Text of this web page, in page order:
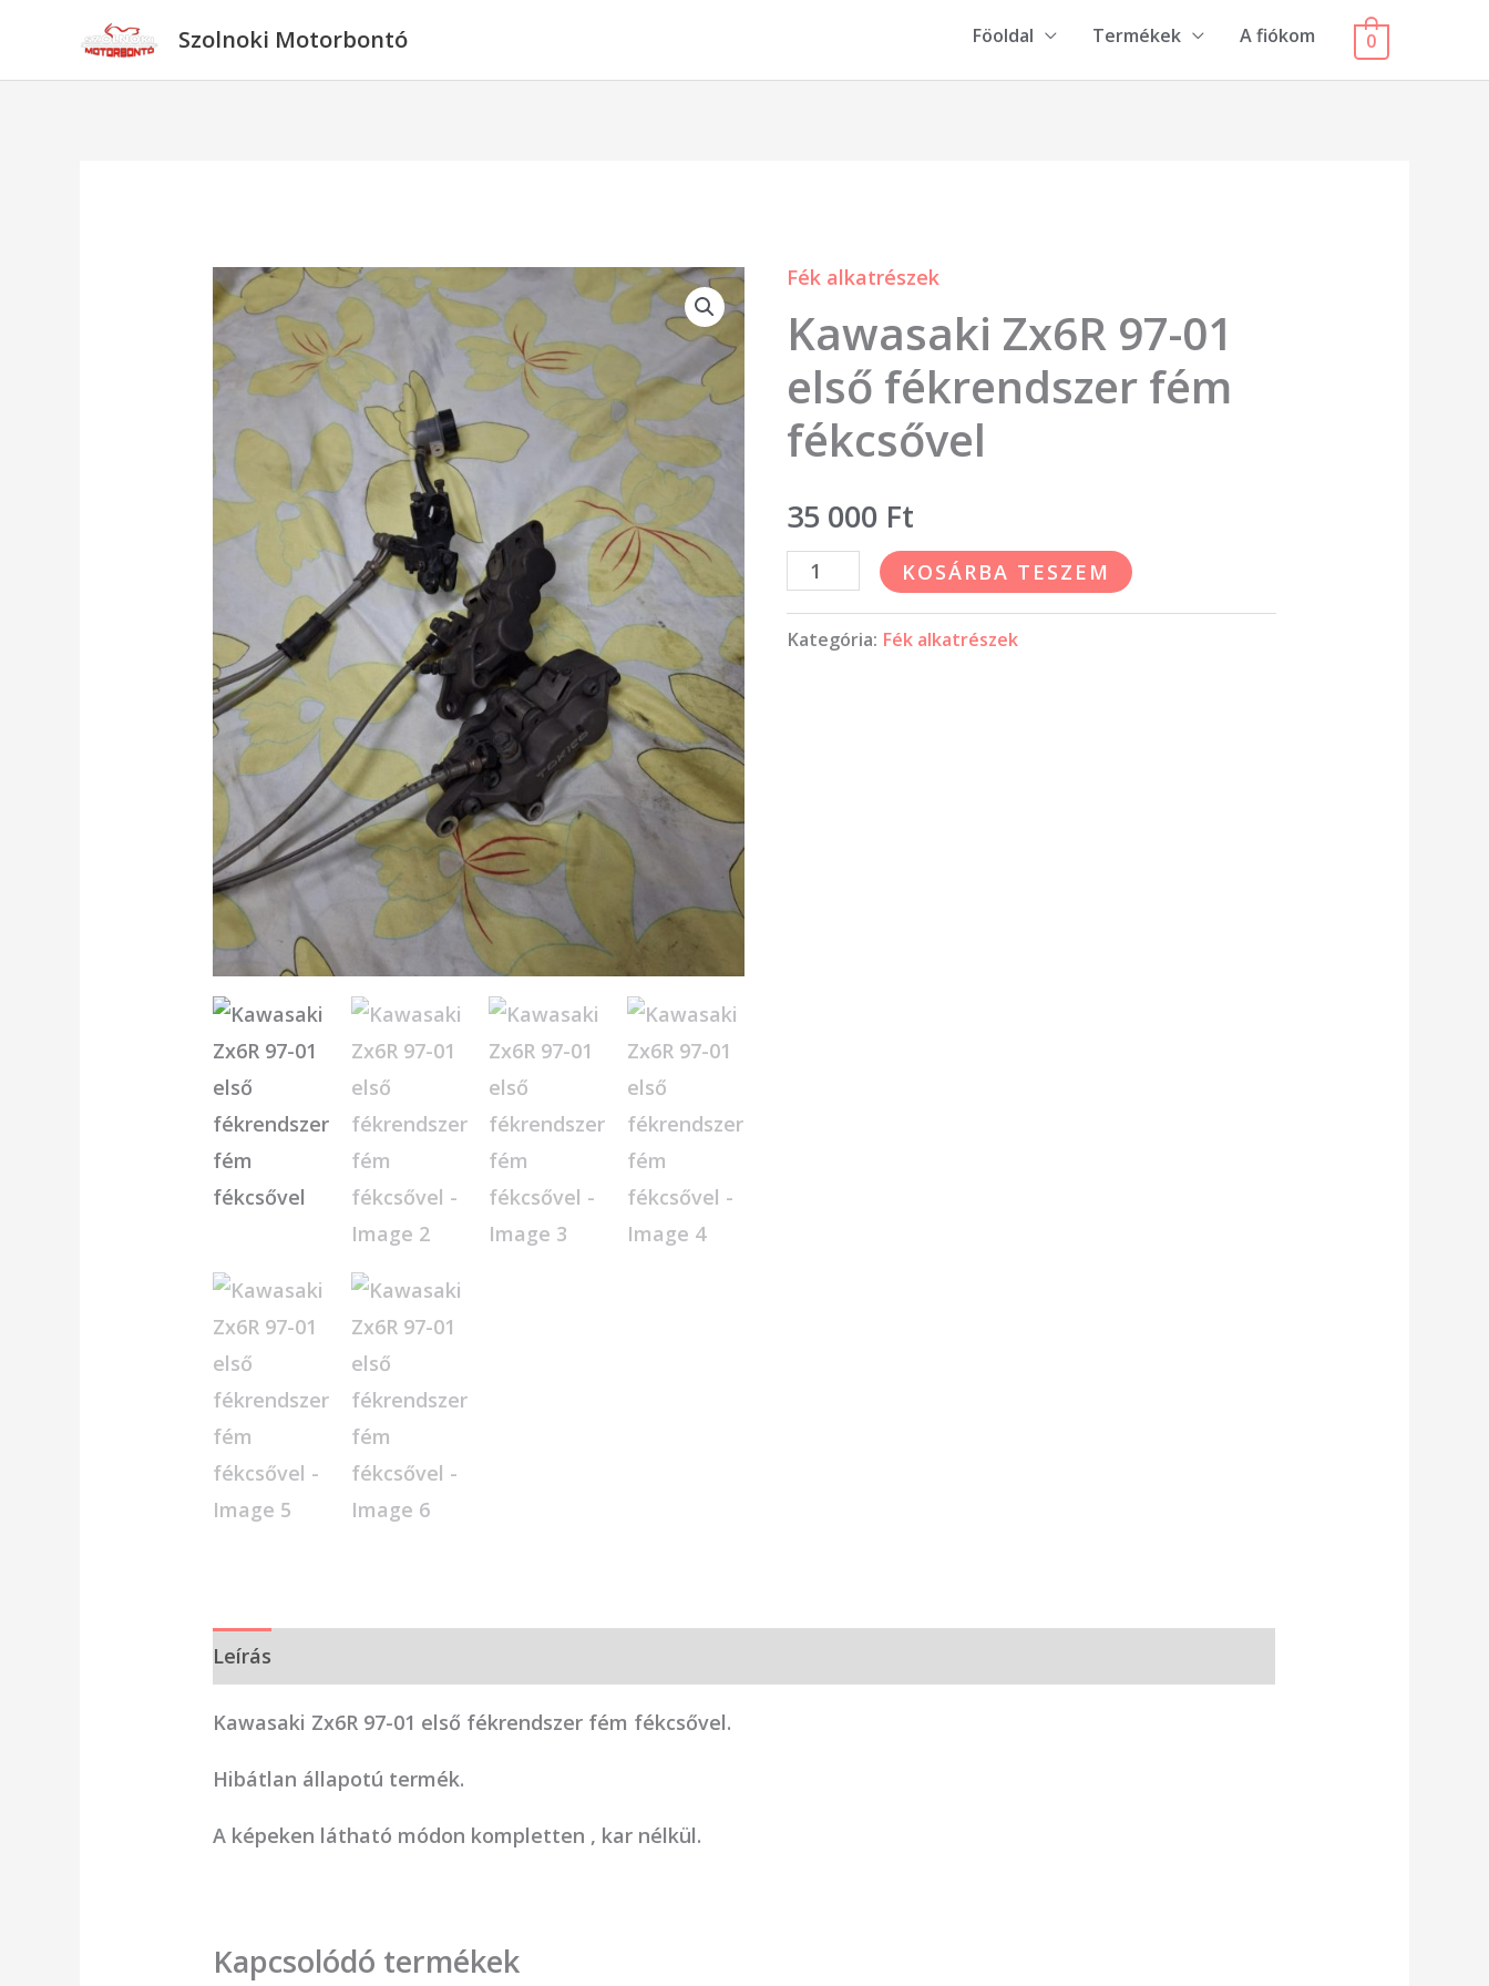
content
Szolnoki Motorbontó Föoldal Termékek A fiókom 0
Fék alkatrészek
Kawasaki Zx6R 97-01
első fékrendszer fém
fékcsővel
35 000 Ft
Kawasaki
Zx6R
97-
01
első
fém
mennyiség
KOSÁRBA TESZEM
Kategória: Fék alkatrészek
Leírás
Kawasaki Zx6R 97-01 első fékrendszer fém fékcsővel.
Hibátlan állapotú termék.
A képeken látható módon kompletten , kar nélkül.
Kapcsolódó termékek